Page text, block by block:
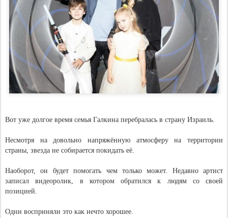
Вот уже долгое время семья Галкина перебралась в страну Израиль.
Несмотря на довольно напряжённую атмосферу на территории
страны, звезда не собирается покидать её.
Наоборот, он будет помогать чем только может. Недавно артист
записал видеоролик, в котором обратился к людям со своей
позицией.
Одни восприняли это как нечто хорошее.